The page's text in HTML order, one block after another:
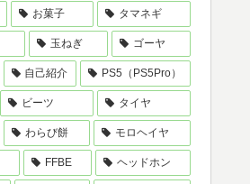
お菓子 タマネギ
玉ねぎ ゴーヤ
自己紹介 PS5（PS5Pro）
ビーツ タイヤ
わらび餅 モロヘイヤ
FFBE ヘッドホン